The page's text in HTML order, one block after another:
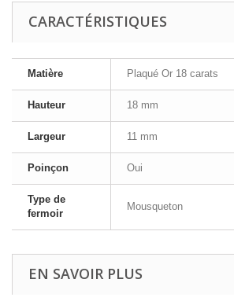
CARACTÉRISTIQUES
Matière Plaqué Or 18 carats
Hauteur 18 mm
Largeur 11 mm
Poinçon Oui
Type de
fermoir
Mousqueton
EN SAVOIR PLUS